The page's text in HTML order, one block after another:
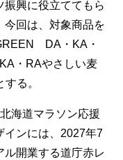
振興に役立ててもら
今回は、対象商品を
DA・KA・
・RAやさしい麦
る。
海道マラソン応援
インには、2027年7
ル開業する道庁赤レ